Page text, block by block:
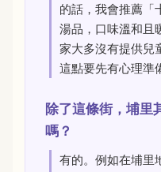
的話，我會推薦「
湯品，口味溫和且
家大多沒有提供兒
這點要先有心理準
除了這條街，埔里
嗎？
有的。例如在埔里